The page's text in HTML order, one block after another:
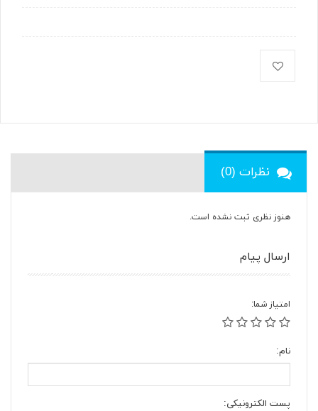
نظرات (0)
هنوز نظری ثبت نشده است.
ارسال پیام
امتیاز شما:
نام:
پست الکترونیکی: